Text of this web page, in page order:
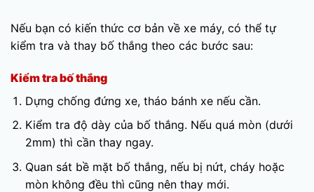
Nếu bạn có kiến thức cơ bản về xe máy, có thể tự
kiểm tra và thay bố thắng theo các bước sau:
Kiểm tra bố thắng
Dựng chống đứng xe, tháo bánh xe nếu cần.
Kiểm tra độ dày của bố thắng. Nếu quá mòn (dưới
2mm) thì cần thay ngay.
Quan sát bề mặt bố thắng, nếu bị nứt, cháy hoặc
mòn không đều thì cũng nên thay mới.